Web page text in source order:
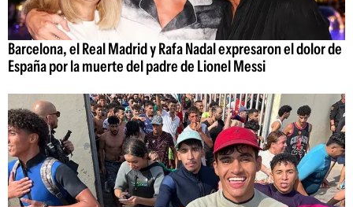
Barcelona, el Real Madrid y Rafa Nadal expresaron el dolor de
España por la muerte del padre de Lionel Messi